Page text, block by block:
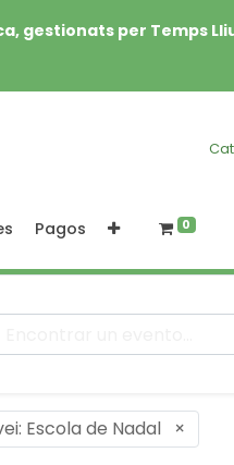
gestionats per Temps
Pagos 0
Escola de Nadal ×